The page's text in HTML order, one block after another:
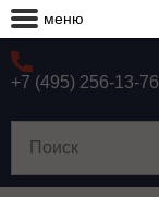
меню
+7 (495) 256-13-76